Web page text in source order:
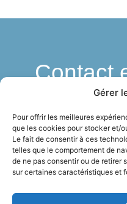
Gérer
Pour offrir les meilleures
que les cookies pour stocker et/
Le fait de consentir à ces
telles que le comportement de
de ne pas consentir ou de retirer
sur certaines caractéristiques et
Contact
AVENUE DU